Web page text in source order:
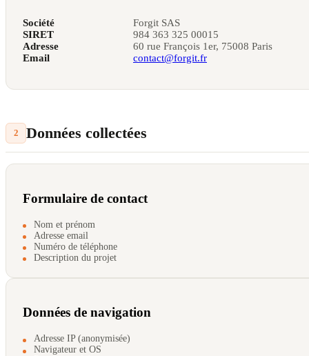
Société
Forgit SAS
SIRET
984 363 325 00015
Adresse
60 rue François 1er, 75008 Paris
Email
contact@forgit.fr
2 Données collectées
Formulaire de contact
Nom et prénom
Adresse email
Numéro de téléphone
Description du projet
Données de navigation
Adresse IP (anonymisée)
Navigateur et OS